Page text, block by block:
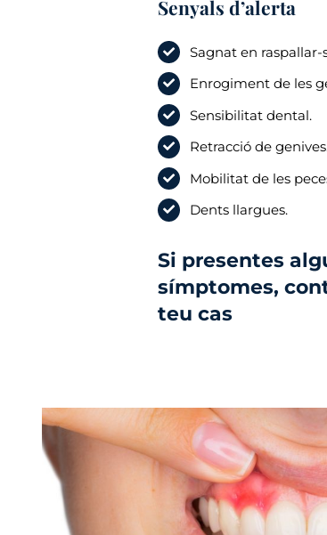
Senyals d’alerta
Sagnat en raspallar-
Enrogiment de les
Sensibilitat dental.
Retracció de
Mobilitat de les
Dents llargues.
Si presentes
símptomes,
teu cas